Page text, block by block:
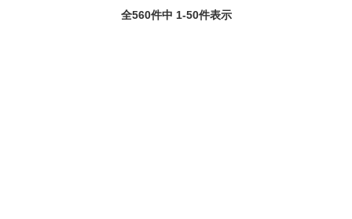
全560件中 1-50件表示